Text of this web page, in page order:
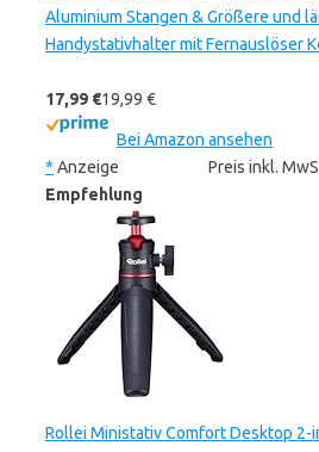
Aluminium Stangen & Größere und
Handystativhalter mit Fernauslöser
17,99 €19,99 €
Bei Amazon ansehen
* Anzeige
Preis inkl.
Empfehlung
Rollei Ministativ Comfort Desktop 2-